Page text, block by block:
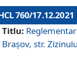
760/17.12.2021
Titlu:
Brașov, str.